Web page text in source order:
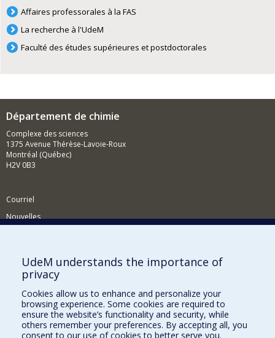
Affaires professorales à la FAS
La recherche à l'UdeM
Faculté des études supérieures et postdoctorales
Département de chimie
Complexe des sciences
1375 Avenue Thérèse-Lavoie-Roux
Montréal (Québec)
H2V 0B3
Courriel
Nouvelles
Comment soutenir le Département?
BESOIN D'AIDE?
Plan du site
Signaler une erreur
Accessibilité
UdeM understands the importance of
privacy
Cookies allow us to enhance and personalize your
browsing experience. Some cookies are required to
ensure the website’s functionality and security, while
others remember your preferences. By accepting all, you
consent to our use of cookies to better serve you.